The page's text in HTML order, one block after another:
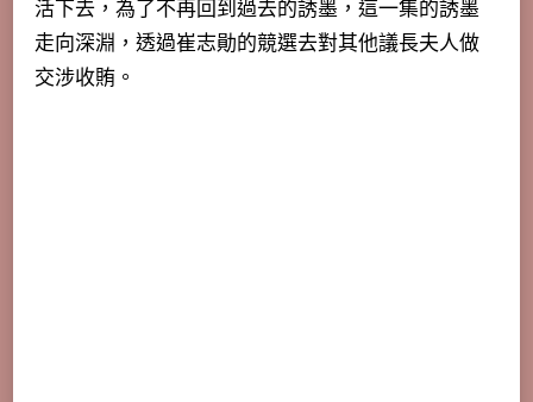
活下去，為了不再回到過去的誘墨，這一集的誘墨
走向深淵，透過崔志勛的競選去對其他議長夫人做
交涉收賄。